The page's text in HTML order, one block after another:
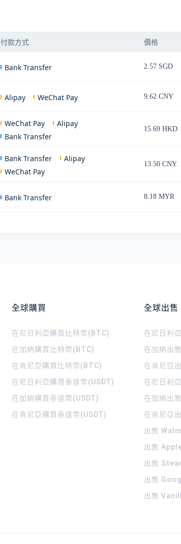
付款方式 價格
Bank Transfer 2.57 SGD
Alipay WeChat Pay 9.62 CNY
WeChat Pay
Alipay
Bank Transfer
15.69 HKD
Bank Transfer
Alipay
WeChat Pay
13.50 CNY
Bank Transfer 8.18 MYR
全球購買
在尼日利亞購買比特幣(BTC)
在加納購買比特幣(BTC)
在肯尼亞購買比特幣(BTC)
在尼日利亞購買泰達幣(USDT)
在加納購買泰達幣(USDT)
在肯尼亞購買泰達幣(USDT)
全球出售
在尼日利
在加納出
在肯尼亞
在尼日利
在加納出
在肯尼亞
出售
出售
出售
出售
出售